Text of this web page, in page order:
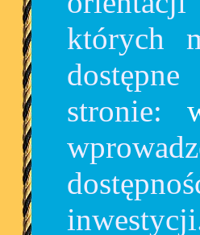
których
stronie: